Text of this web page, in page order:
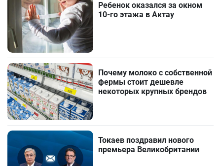
Ребенок оказался за окном
10-го этажа в Актау
Почему молоко с собственной
фермы стоит дешевле
некоторых крупных брендов
Токаев поздравил нового
премьера Великобритании